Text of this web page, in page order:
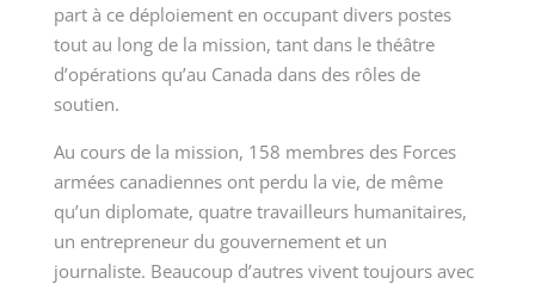
part à ce déploiement en occupant divers postes
tout au long de la mission, tant dans le théâtre
d’opérations qu’au Canada dans des rôles de
soutien.
Au cours de la mission, 158 membres des Forces
armées canadiennes ont perdu la vie, de même
qu’un diplomate, quatre travailleurs humanitaires,
un entrepreneur du gouvernement et un
journaliste. Beaucoup d’autres vivent toujours avec